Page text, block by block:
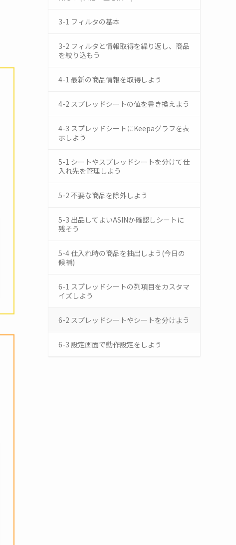
3-1 フィルタの基本
3-2 フィルタと情報取得を繰り返し、商品
を絞り込もう
4-1 最新の商品情報を取得しよう
4-2 スプレッドシートの値を書き換えよう
4-3 スプレッドシートにKeepaグラフを表
示しよう
5-1 シートやスプレッドシートを分けて仕
入れ先を管理しよう
5-2 不要な商品を除外しよう
5-3 出品してよいASINか確認しシートに
残そう
5-4 仕入れ時の商品を抽出しよう(今日の
候補)
6-1 スプレッドシートの列項目をカスタマ
イズしよう
6-2 スプレッドシートやシートを分けよう
6-3 設定画面で動作設定をしよう